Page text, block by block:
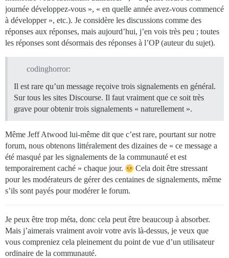
journée développez-vous », « en quelle année avez-vous commencé
à développer », etc.). Je considère les discussions comme des
réponses aux réponses, mais aujourd’hui, j’en vois très peu ; toutes
les réponses sont désormais des réponses à l’OP (auteur du sujet).
codinghorror:
Il est rare qu’un message reçoive trois signalements en général.
Sur tous les sites Discourse. Il faut vraiment que ce soit très
grave pour obtenir trois signalements « naturellement ».
Même Jeff Atwood lui-même dit que c’est rare, pourtant sur notre
forum, nous obtenons littéralement des dizaines de « ce message a
été masqué par les signalements de la communauté et est
temporairement caché » chaque jour.
Cela doit être stressant
pour les modérateurs de gérer des centaines de signalements, même
s’ils sont payés pour modérer le forum.
Je peux être trop méta, donc cela peut être beaucoup à absorber.
Mais j’aimerais vraiment avoir votre avis là-dessus, je veux que
vous compreniez cela pleinement du point de vue d’un utilisateur
ordinaire de la communauté.